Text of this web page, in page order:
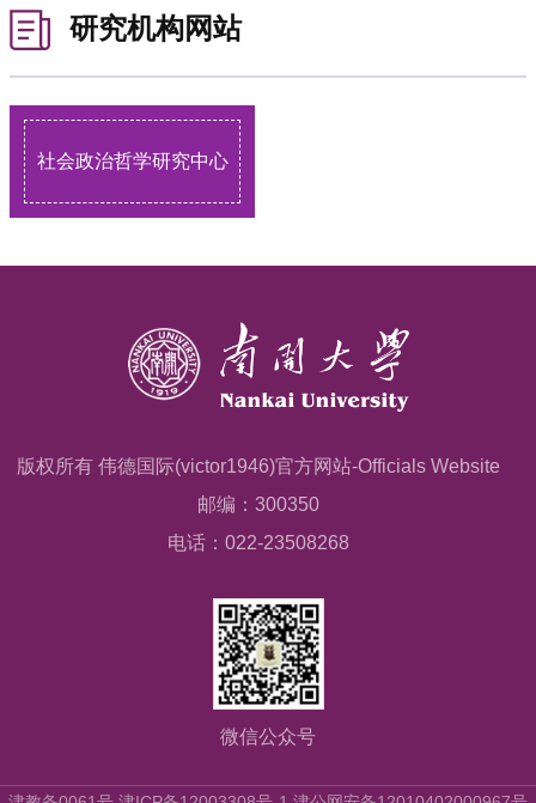
研究机构网站
社会政治哲学研究中心
版权所有 伟德国际(victor1946)官方网站-Officials Website
邮编：300350
电话：022-23508268
微信公众号